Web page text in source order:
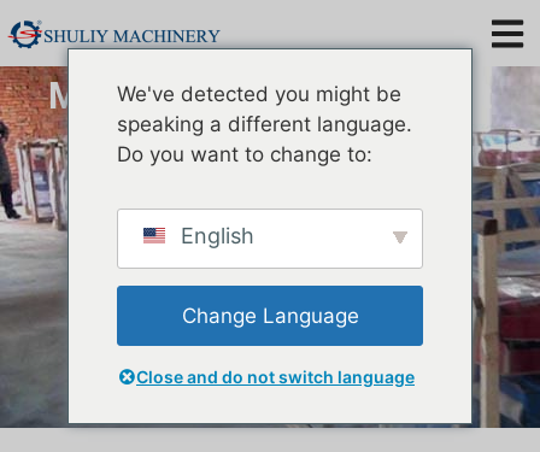
Mesin Pengasing Pupa Ulat
Makanan
We've detected you might be
speaking a different language.
Do you want to change to:
English
Change Language
Close and do not switch language